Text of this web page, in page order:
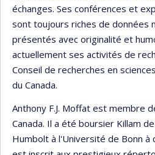
échanges. Ses conférences et
sont toujours riches de données
présentés avec originalité et
actuellement ses activités de
Conseil de recherches en
du Canada.
Anthony F.J. Moffat est membre
Canada. Il a été boursier Killam
Humbolt à l'Université de Bonn à